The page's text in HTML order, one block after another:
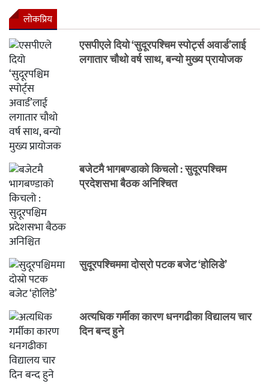
लाेकप्रिय
एसपीएले दियो ‘सुदूरपश्चिम स्पोर्ट्स अवार्ड’लाई
लगातार चौथो वर्ष साथ, बन्यो मुख्य प्रायोजक
बजेटमै भागबण्डाको किचलो : सुदूरपश्चिम
प्रदेशसभा बैठक अनिश्चित
सुदूरपश्चिममा दोस्रो पटक बजेट ‘होलिडे’
अत्यधिक गर्मीका कारण धनगढीका विद्यालय चार
दिन बन्द हुने